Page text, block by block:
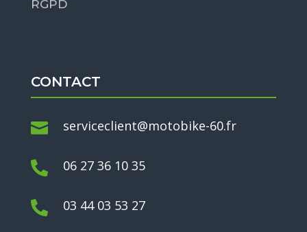
RGPD
CONTACT
 serviceclient@motobike-60.fr
 06 27 36 10 35
 03 44 03 53 27